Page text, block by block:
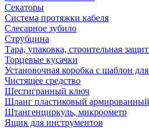
Секаторы
Система протяжки кабеля
Слесарное зубило
Струбцина
Тара, упаковка, строительная
Торцевые кусачки
Установочная коробка с шаблон
Чистящее средство
Шестигранный ключ
Шланг пластиковый армированный
Штангенциркуль, микроометр
Ящик для инструментов